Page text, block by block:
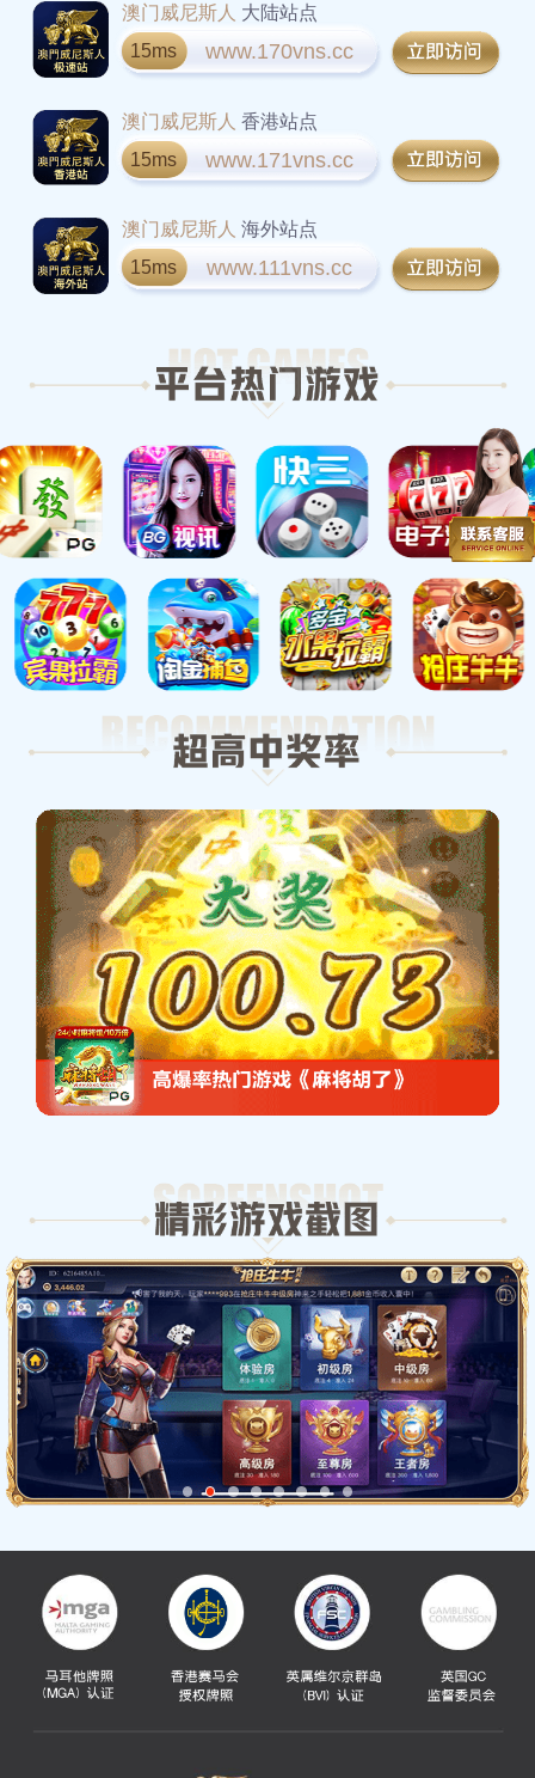
澳门威尼斯人 大陆站点
15ms
www.170vns.cc
澳门威尼斯人 香港站点
15ms
www.171vns.cc
澳门威尼斯人 海外站点
15ms
www.111vns.cc